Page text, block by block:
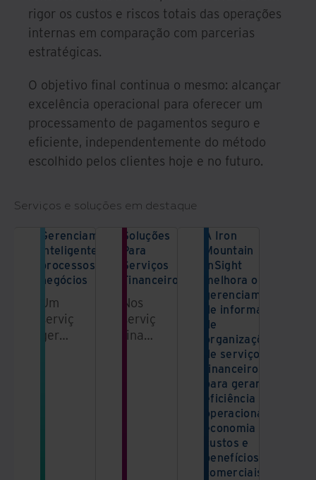
rigor os custos e riscos totais das operações
internas em comparação com parcerias
estratégicas.
O objetivo final continua o mesmo: alcançar
excelência operacional para oferecer um
processamento de pagamentos seguro e
eficiente, independentemente do método
escolhido pelos clientes hoje e no futuro.
Serviços e soluções em destaque
Gerenciamento
inteligente de
processos de
negócios
Um
serviço
gerenciado
Soluções
Para
Serviços
Financeiros
Nos
serviços
financeiros,
A Iron
Mountain
InSight
melhora o
gerenciamento
de informações
de
organizações
de serviços
financeiros
para gerar
eficiência
operacional,
economia de
custos e
benefícios
comerciais